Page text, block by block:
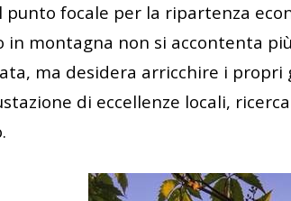
punto focale per la ripartenza
in montagna non si accontenta
ma desidera arricchire i
di eccellenze locali,